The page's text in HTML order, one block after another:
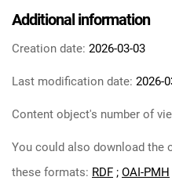
Azotowych im.
Tarnowie. 1984
Azotowych im.
Tarnowie. 1985
Azotowych im.
Tarnowie. 1986
Additional information
Creation date: 2026-03-03
Last modification date: 2026-
Content object's number of
You could also download the
these formats: RDF ; OAI-PMH